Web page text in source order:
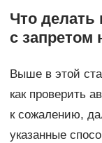
Что делать
с запретом
Выше в этой
как проверить
к сожалению,
указанные